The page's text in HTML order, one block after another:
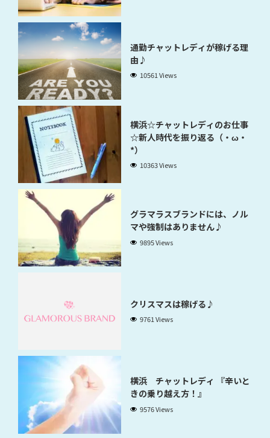
通勤チャットレディが稼げる理
由♪
10561 Views
横浜☆チャットレディのお仕事
☆新人時代を振り返る（・ω・
*）
10363 Views
グラマラスブランドには、ノル
マや強制はありません♪
9895 Views
クリスマスは稼げる♪
9761 Views
横浜 チャットレディ 『辛いと
きの乗り越え方！』
9576 Views